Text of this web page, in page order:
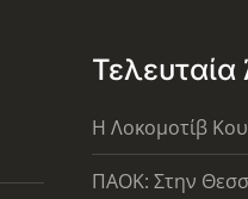
Η Λοκομοτίβ
ΠΑΟΚ: Στην